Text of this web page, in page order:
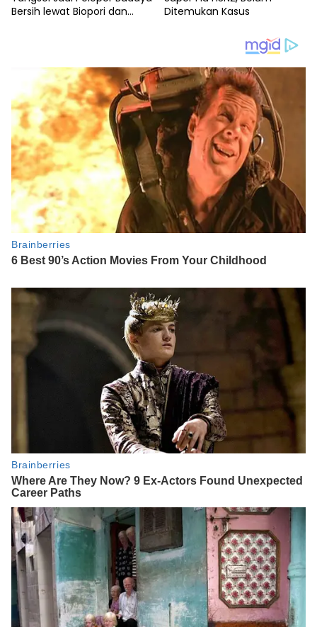
Bersih lewat Biopori dan
Ditemukan Kasus